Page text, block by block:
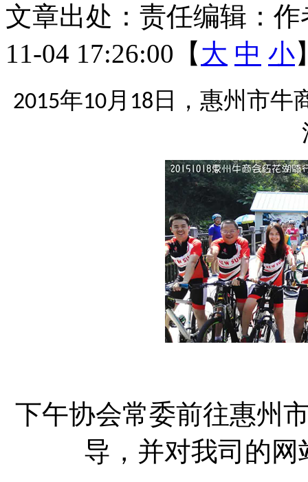
文章出处： 责任编辑： 作
11-04 17:26:00【 大 中 小
2015年10月 18 日
，惠州市
下午协会常委前往惠州
导，并对我司的网